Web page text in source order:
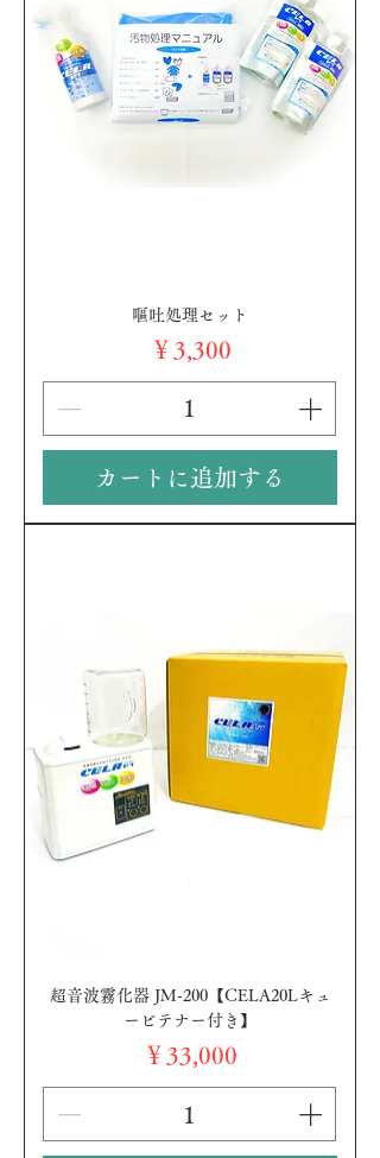
嘔吐処理セット
価格
￥3,300
カートに追加する
超音波霧化器 JM-200【CELA20Lキュ
ービテナー付き】
価格
￥33,000